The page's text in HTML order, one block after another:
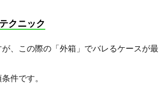
クニック
、この際の「外箱」でバレるケースが最
件です。